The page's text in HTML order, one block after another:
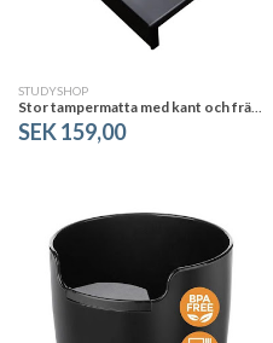
STUDYSHOP
Stor tampermatta med kant och fräsning
SEK 159,00